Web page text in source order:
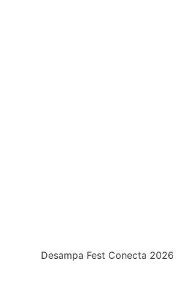
Desampa Fest Conecta 2026